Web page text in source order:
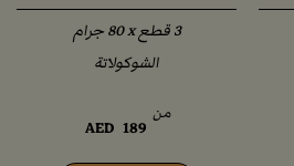
‏3 قطع x ‏80 جرام
الشوكولاتة
من
AED 189